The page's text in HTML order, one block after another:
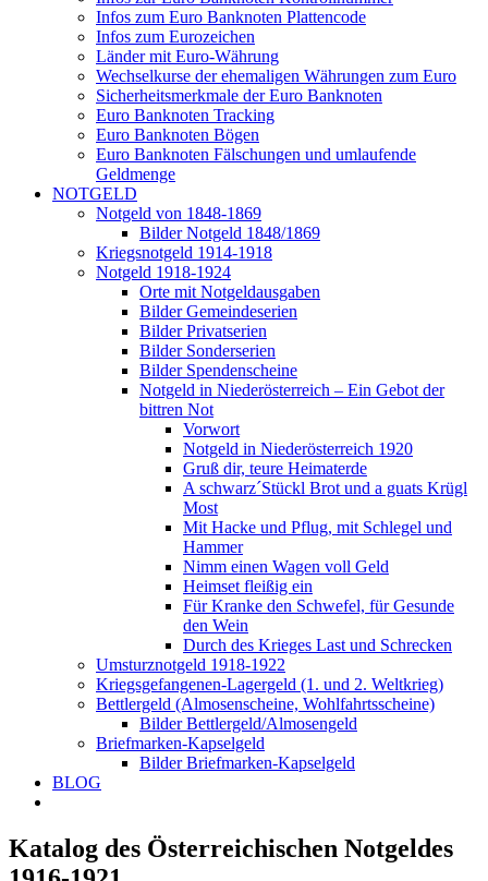
Infos zum Euro Banknoten Plattencode
Infos zum Eurozeichen
Länder mit Euro-Währung
Wechselkurse der ehemaligen Währungen zum Euro
Sicherheitsmerkmale der Euro Banknoten
Euro Banknoten Tracking
Euro Banknoten Bögen
Euro Banknoten Fälschungen und umlaufende
Geldmenge
NOTGELD
Notgeld von 1848-1869
Bilder Notgeld 1848/1869
Kriegsnotgeld 1914-1918
Notgeld 1918-1924
Orte mit Notgeldausgaben
Bilder Gemeindeserien
Bilder Privatserien
Bilder Sonderserien
Bilder Spendenscheine
Notgeld in Niederösterreich – Ein Gebot der
bittren Not
Vorwort
Notgeld in Niederösterreich 1920
Gruß dir, teure Heimaterde
A schwarz´Stückl Brot und a guats Krügl
Most
Mit Hacke und Pflug, mit Schlegel und
Hammer
Nimm einen Wagen voll Geld
Heimset fleißig ein
Für Kranke den Schwefel, für Gesunde
den Wein
Durch des Krieges Last und Schrecken
Umsturznotgeld 1918-1922
Kriegsgefangenen-Lagergeld (1. und 2. Weltkrieg)
Bettlergeld (Almosenscheine, Wohlfahrtsscheine)
Bilder Bettlergeld/Almosengeld
Briefmarken-Kapselgeld
Bilder Briefmarken-Kapselgeld
BLOG
Katalog des Österreichischen Notgeldes